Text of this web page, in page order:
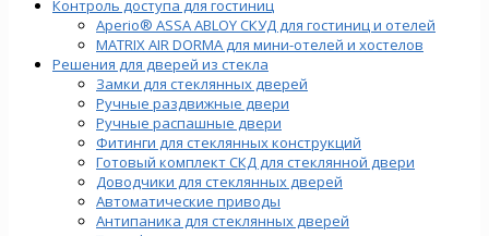
Контроль доступа для гостиниц
Aperio® ASSA ABLOY СКУД для гостиниц и отелей
MATRIX AIR DORMA для мини-отелей и хостелов
Решения для дверей из стекла
Замки для стеклянных дверей
Ручные раздвижные двери
Ручные распашные двери
Фитинги для стеклянных конструкций
Готовый комплект СКД для стеклянной двери
Доводчики для стеклянных дверей
Автоматические приводы
Антипаника для стеклянных дверей